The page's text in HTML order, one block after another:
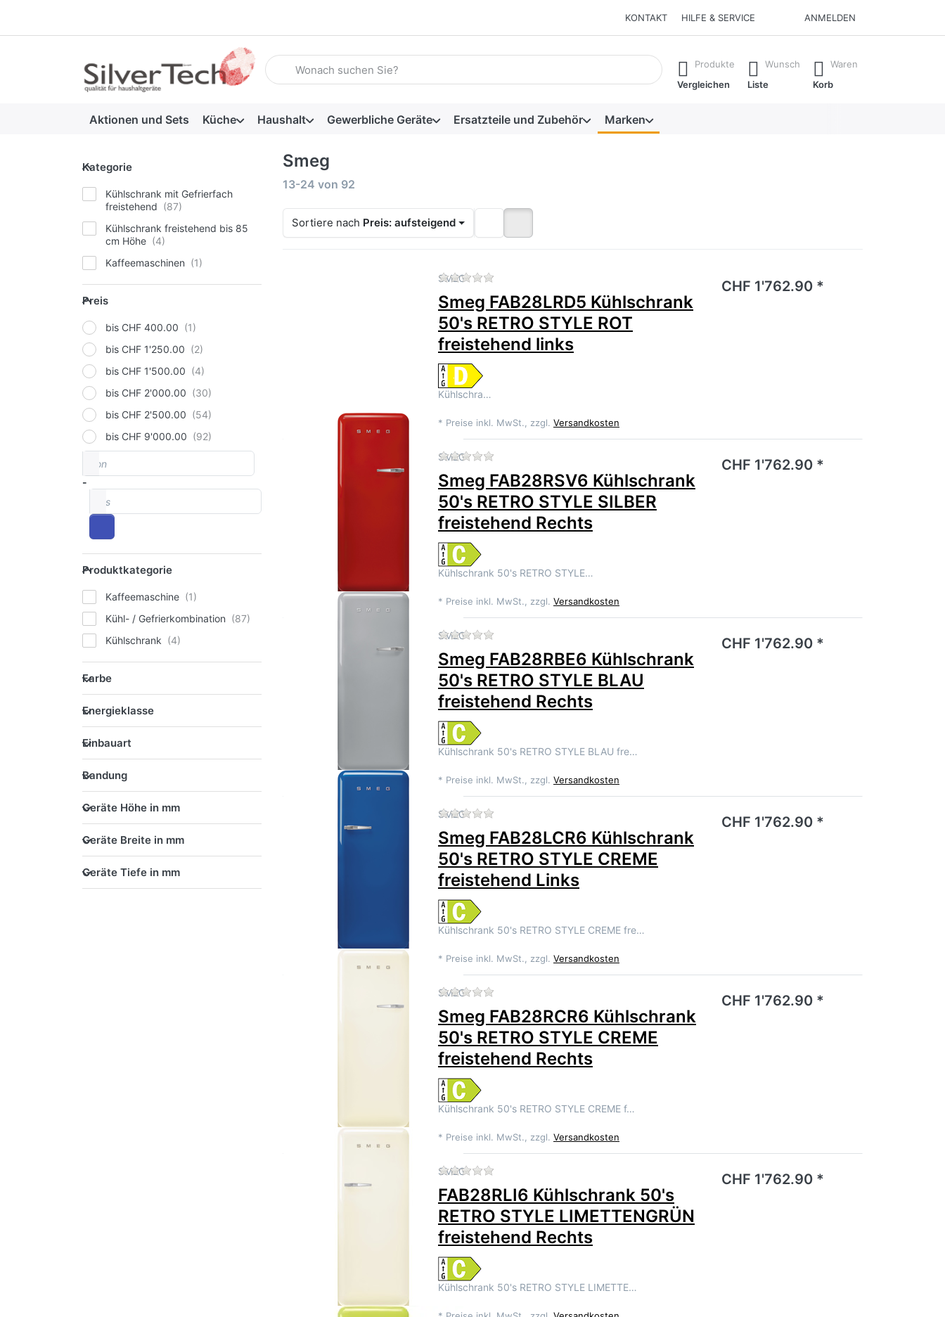
KONTAKT HILFE & SERVICE ANMELDEN
Geben Sie einen Suchbegriff ein. Während Sie tippen, erscheinen automatisch erste Ergebnisse. Drücken Sie die Eingabetaste, um alle
Produkte
Vergleichen
Wunsch
Liste
Waren
Korb
Aktionen und Sets Küche Haushalt Gewerbliche Geräte Ersatzteile und Zubehör Marken
Kategorie
Kategorie
Kühlschrank mit Gefrierfach
freistehend
Kühlschrank freistehend bis 85
cm Höhe
Kaffeemaschinen
Preis
Preis
bis CHF 400.00
bis CHF 1'250.00
bis CHF 1'500.00
bis CHF 2'000.00
bis CHF 2'500.00
bis CHF 9'000.00
Preisspanne
-
Produktkategorie
Produktkategorie
Kaffeemaschine
Kühl- / Gefrierkombination
Kühlschrank
Farbe
Farbe
Energieklasse
Energieklasse
Einbauart
Einbauart
Bandung
Bandung
Geräte Höhe in mm
Geräte Höhe in mm
Geräte Breite in mm
Geräte Breite in mm
Geräte Tiefe in mm
Geräte Tiefe in mm
Smeg
Suchergebnisse:
13-24 von 92
Sortiere nach Preis: aufsteigend
SMEG Zu diesem Produkt liegen noch keine Bewertungen vor.
Smeg FAB28LRD5 Kühlschrank
50's RETRO STYLE ROT
freistehend links
Kühlschra…
* Preise inkl. MwSt., zzgl. Versandkosten
CHF 1'762.90 *
SMEG Zu diesem Produkt liegen noch keine Bewertungen vor.
Smeg FAB28RSV6 Kühlschrank
50's RETRO STYLE SILBER
freistehend Rechts
Kühlschrank 50's RETRO STYLE…
* Preise inkl. MwSt., zzgl. Versandkosten
CHF 1'762.90 *
SMEG Zu diesem Produkt liegen noch keine Bewertungen vor.
Smeg FAB28RBE6 Kühlschrank
50's RETRO STYLE BLAU
freistehend Rechts
Kühlschrank 50's RETRO STYLE BLAU fre…
* Preise inkl. MwSt., zzgl. Versandkosten
CHF 1'762.90 *
SMEG Zu diesem Produkt liegen noch keine Bewertungen vor.
Smeg FAB28LCR6 Kühlschrank
50's RETRO STYLE CREME
freistehend Links
Kühlschrank 50's RETRO STYLE CREME fre…
* Preise inkl. MwSt., zzgl. Versandkosten
CHF 1'762.90 *
SMEG Zu diesem Produkt liegen noch keine Bewertungen vor.
Smeg FAB28RCR6 Kühlschrank
50's RETRO STYLE CREME
freistehend Rechts
Kühlschrank 50's RETRO STYLE CREME f…
* Preise inkl. MwSt., zzgl. Versandkosten
CHF 1'762.90 *
SMEG Zu diesem Produkt liegen noch keine Bewertungen vor.
FAB28RLI6 Kühlschrank 50's
RETRO STYLE LIMETTENGRÜN
freistehend Rechts
Kühlschrank 50's RETRO STYLE LIMETTE…
CHF 1'762.90 *